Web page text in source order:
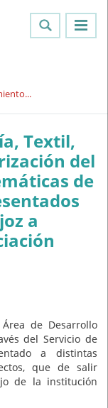
Textil,
del
de
a
de Desarrollo
del Servicio de
a distintas
que de salir
de la institución